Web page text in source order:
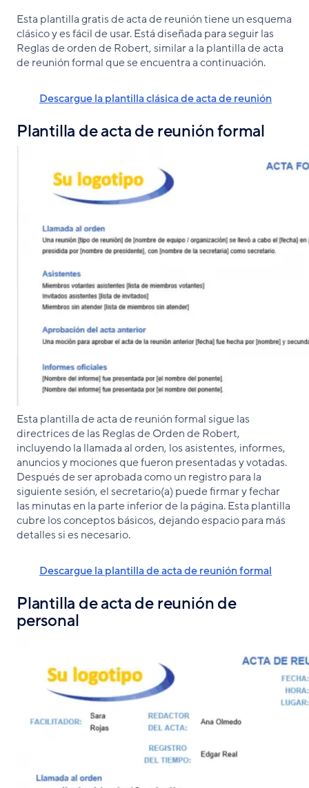
Esta plantilla gratis de acta de reunión tiene un esquema
clásico y es fácil de usar. Está diseñada para seguir las
Reglas de orden de Robert, similar a la plantilla de acta
de reunión formal que se encuentra a continuación.
Descargue la plantilla clásica de acta de reunión
Plantilla de acta de reunión formal
Esta plantilla de acta de reunión formal sigue las
directrices de las Reglas de Orden de Robert,
incluyendo la llamada al orden, los asistentes, informes,
anuncios y mociones que fueron presentadas y votadas.
Después de ser aprobada como un registro para la
siguiente sesión, el secretario(a) puede firmar y fechar
las minutas en la parte inferior de la página. Esta plantilla
cubre los conceptos básicos, dejando espacio para más
detalles si es necesario.
Descargue la plantilla de acta de reunión formal
Plantilla de acta de reunión de
personal